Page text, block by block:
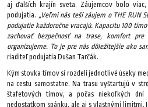
aj ďalších krajín sveta. Záujemcov bolo viac,
podujatia. „Veľmi nás teší záujem o THE RUN
podujatie každoročne vracajú. Kapacitu 100
zachovať bezpečnosť na trase, komfort
organizujeme. To je pre nás dôležitejšie ako
riaditeľ podujatia Dušan Tarčák.
Kým stovka tímov si rozdelí jednotlivé úseky
na cestu samostatne. Na trasu vyštartujú v
štafetových tímov, a počas niekoľkých
nedostatkom spánku, ale aj s vlastnými